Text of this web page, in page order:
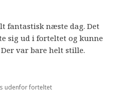
fantastisk næste dag. Det
sig ud i forteltet og kunne
var bare helt stille.
udenfor forteltet